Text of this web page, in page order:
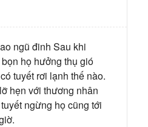
ngũ đinh Sau khi
họ hưởng thụ gió
tuyết rơi lạnh thế nào.
hẹn với thương nhân
ngừng họ cũng tới